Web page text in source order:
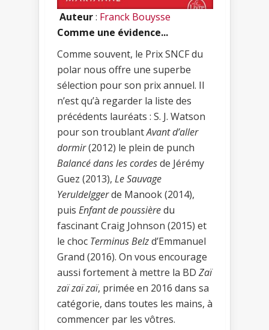
Auteur: Franck Bouysse
Comme une évidence...
Comme souvent, le Prix SNCF du
polar nous offre une superbe
sélection pour son prix annuel. Il
n’est qu’à regarder la liste des
précédents lauréats : S. J. Watson
pour son troublantAvant d’aller
dormir(2012) le plein de punch
Balancé dans les cordesde Jérémy
Guez (2013), Le Sauvage
Yeruldelggerde Manook (2014),
puis Enfant de poussièredu
fascinant Craig Johnson (2015) et
le choc Terminus Belzd’Emmanuel
Grand (2016). On vous encourage
aussi fortement à mettre la BD Zaï
zaï zaï zaï, primée en 2016 dans sa
catégorie, dans toutes les mains, à
commencer par les vôtres.